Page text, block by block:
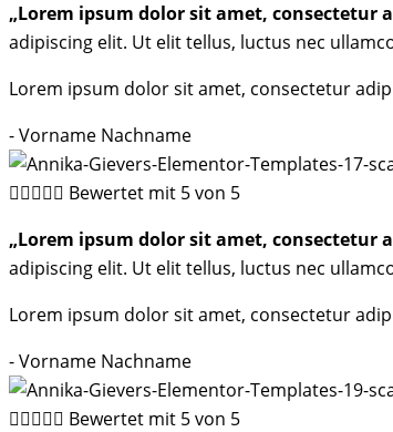
„Lorem ipsum dolor sit amet, consectetur
adipiscing elit. Ut elit tellus, luctus nec
Lorem ipsum dolor sit amet, consectetur
- Vorname Nachname
 Bewertet mit 5 von 5
„Lorem ipsum dolor sit amet, consectetur
adipiscing elit. Ut elit tellus, luctus nec
Lorem ipsum dolor sit amet, consectetur
- Vorname Nachname
 Bewertet mit 5 von 5